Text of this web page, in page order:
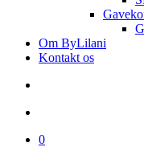
Om ByLilani
Kontakt os
0